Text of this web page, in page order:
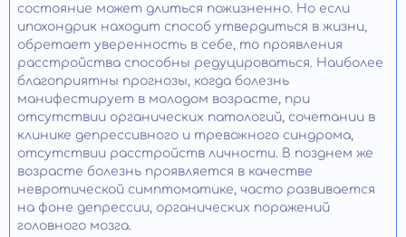
состояние может длиться пожизненно. Но если
ипохондрик находит способ утвердиться в жизни,
обретает уверенность в себе, то проявления
расстройства способны редуцироваться. Наиболее
благоприятны прогнозы, когда болезнь
манифестирует в молодом возрасте, при
отсутствии органических патологий, сочетании в
клинике депрессивного и тревожного синдрома,
отсутствии расстройств личности. В позднем же
возрасте болезнь проявляется в качестве
невротической симптоматике, часто развивается
на фоне депрессии, органических поражений
головного мозга.